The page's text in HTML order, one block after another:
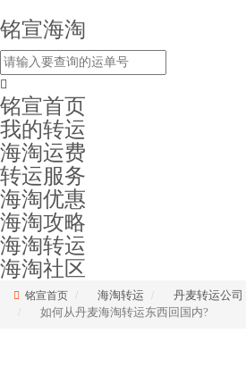
铭宣海淘
铭宣首页
我的转运
海淘运费
转运服务
海淘优惠
海淘攻略
海淘转运
海淘社区
铭宣首页 海淘转运
丹麦转运公司
如何从丹麦海淘转运东西回国内?